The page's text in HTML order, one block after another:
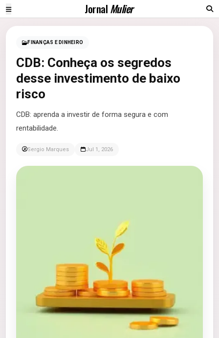
JornalMulier
FINANÇAS E DINHEIRO
CDB: Conheça os segredos
desse investimento de baixo
risco
CDB: aprenda a investir de forma segura e com
rentabilidade.
Sergio Marques Jul 1, 2026